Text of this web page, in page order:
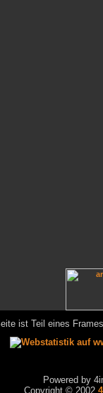
ist Teil eines
Powered by
Copyright © 2002